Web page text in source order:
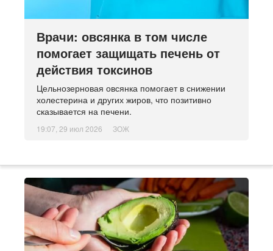
Врачи: овсянка в том числе
помогает защищать печень от
действия токсинов
Цельнозерновая овсянка помогает в снижении
холестерина и других жиров, что позитивно
сказывается на печени.
19:07, 29 июл 2026 ЗОЖ